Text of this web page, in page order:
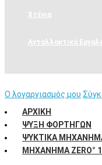
Χτένια
Ανταλλακτικά
Ο λογαργιασμός μου
ΑΡΧΙΚΉ
ΨΎΞΗ ΦΟΡΤΗΓΏΝ
ΨΥΚΤΙΚΆ
ΜΗΧΆΝΗΜΑ ZERΟ°